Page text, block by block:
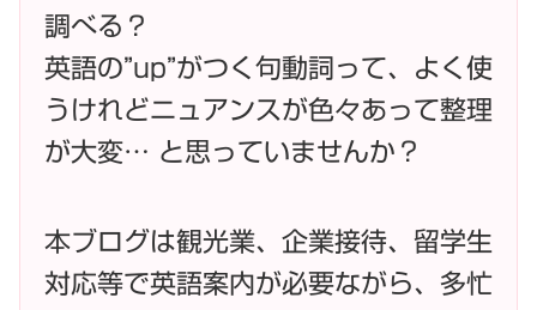
調べる？
英語の”up”がつく句動詞って、よく使
うけれどニュアンスが色々あって整理
が大変… と思っていませんか？
本ブログは観光業、企業接待、留学生
対応等で英語案内が必要ながら、多忙